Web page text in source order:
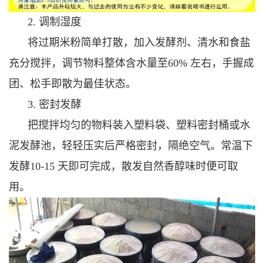
2. 调制湿度
将过期米粉简单打散，加入发酵剂、清水和食盐
充分搅拌，调节物料整体含水量至60% 左右，手握成
团、松手即散为最佳状态。
3. 密封发酵
把搅拌均匀的物料装入塑料袋、塑料密封桶或水
泥发酵池，轻轻压实后严格密封，隔绝空气。常温下
发酵10-15 天即可完成，散发自然香醇味时便可取
用。